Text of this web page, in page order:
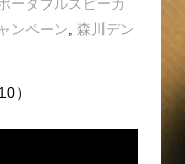
ータブルスピーカ
ンペーン 森川デン
）